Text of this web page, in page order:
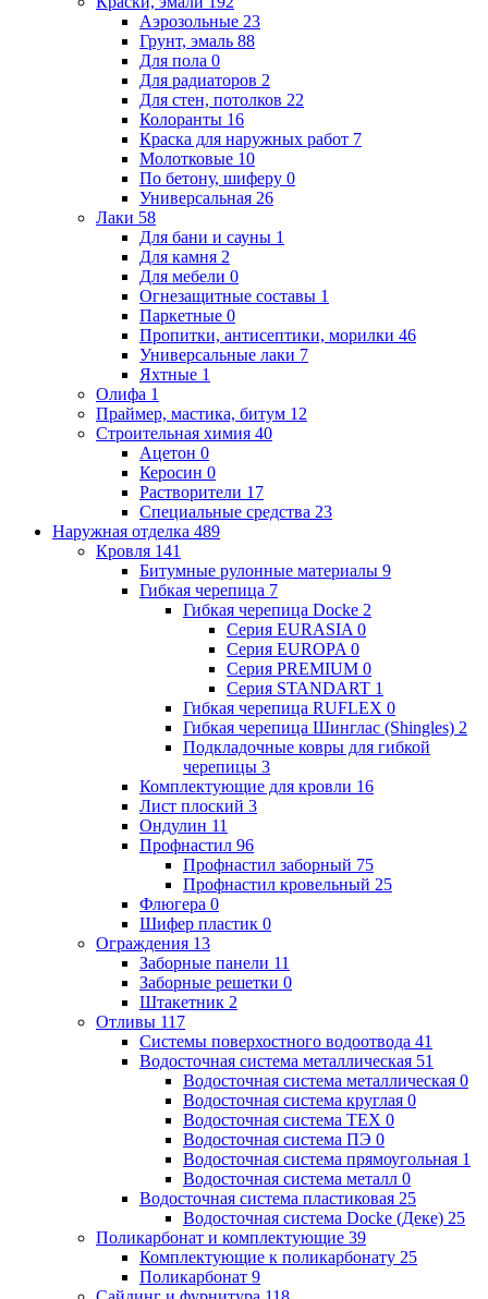
Аэрозольные 23
Грунт, эмаль 88
Для пола 0
Для радиаторов 2
Для стен, потолков 22
Колоранты 16
Краска для наружных работ 7
Молотковые 10
По бетону, шиферу 0
Универсальная 26
Лаки 58
Для бани и сауны 1
Для камня 2
Для мебели 0
Огнезащитные составы 1
Паркетные 0
Пропитки, антисептики, морилки 46
Универсальные лаки 7
Яхтные 1
Олифа 1
Праймер, мастика, битум 12
Строительная химия 40
Ацетон 0
Керосин 0
Растворители 17
Специальные средства 23
Наружная отделка 489
Кровля 141
Битумные рулонные материалы 9
Гибкая черепица 7
Гибкая черепица Docke 2
Серия EURASIA 0
Серия EUROPA 0
Серия PREMIUM 0
Серия STANDART 1
Гибкая черепица RUFLEX 0
Гибкая черепица Шинглас (Shingles) 2
Подкладочные ковры для гибкой
черепицы 3
Комплектующие для кровли 16
Лист плоский 3
Ондулин 11
Профнастил 96
Профнастил заборный 75
Профнастил кровельный 25
Флюгера 0
Шифер пластик 0
Ограждения 13
Заборные панели 11
Заборные решетки 0
Штакетник 2
Отливы 117
Системы поверхостного водоотвода 41
Водосточная система металлическая 51
Водосточная система металлическая 0
Водосточная система круглая 0
Водосточная система ТЕХ 0
Водосточная система ПЭ 0
Водосточная система прямоугольная 1
Водосточная система металл 0
Водосточная система пластиковая 25
Водосточная система Docke (Деке) 25
Поликарбонат и комплектующие 39
Комплектующие к поликарбонату 25
Поликарбонат 9